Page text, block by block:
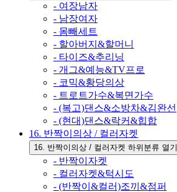
- 여장남자
- 남장여자
- 몸빼세트
- 할아버지&할머니
- 타이즈&추리닝
- 개그&예능&TV프로
- 코믹&황당의상
- 트로트가수&복면가수
- (복고)댄스&소방차&김완선
- (현대)댄스&락커&힙합
16. 반짝이의상 / 컬러자켓
16. 반짝이의상 / 컬러자켓 하위분류 열기
- 반짝이자켓
- 컬러자켓&턱시도
- (반짝이&컬러)조끼&점퍼